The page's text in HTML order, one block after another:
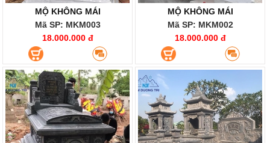
MỘ KHÔNG MÁI
Mã SP: MKM003
18.000.000 đ
MỘ KHÔNG MÁI
Mã SP: MKM002
18.000.000 đ